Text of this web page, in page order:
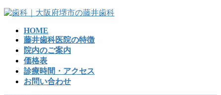
コ
ナ
HOME
藤井歯科医院の特徴
院内のご案内
価格表
診療時間・アクセス
お問い合わせ